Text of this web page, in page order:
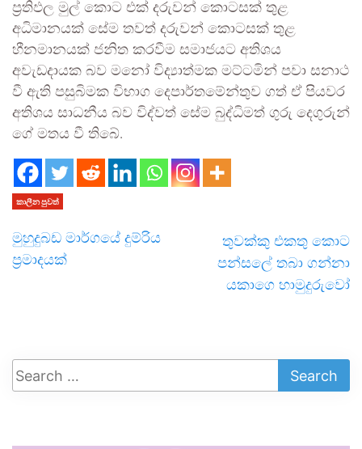
ප්‍රතිඵල මුල් කොට එක් දරුවන් කොටසක් තුළ
අධිමානයක් සේම තවත් දරුවන් කොටසක් තුළ
හීනමානයක් ජනිත කරවීම සමාජයට අතිශය
අවැඩදායක බව මනෝ විද්‍යාත්මක මට්ටමින් පවා සනාථ
වී ඇති පසුබිමක විභාග දෙපාර්තමේන්තුව ගත් ඒ පියවර
අතිශය සාධනීය බව විද්වත් සේම බුද්ධිමත් ගුරු දෙගුරුන්
ගේ මතය වී තිබේ.
කාලීන පුවත්
මුහුදුබඩ මාර්ගයේ දුම්රිය
ප්‍රමාදයක්
තුවක්කු එකතු කොට
පන්සලේ තබා ගන්නා
යකාගෙ හාමුදුරුවෝ